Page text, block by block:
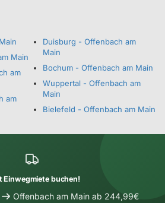
Main
am
am
Duisburg - Offenbach am
Main
Bochum - Offenbach am Main
Wuppertal - Offenbach am
Main
Bielefeld - Offenbach am Main
Einwegmiete buchen!
Offenbach am Main ab 244,99€